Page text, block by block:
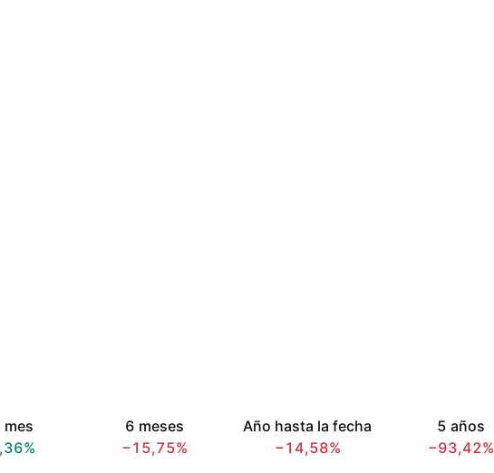
mes
6 meses
−15,75%
Año hasta la fecha
−14,58%
5 años
−93,42%